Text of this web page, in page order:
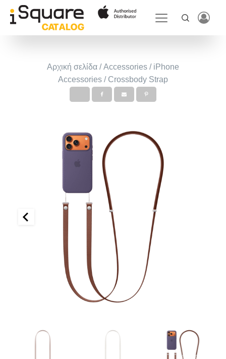
Αρχική σελίδα /Accessories / iPhone
Accessories / Crossbody Strap